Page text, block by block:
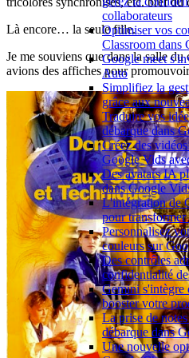
collaborateurs
Optimiser vos
Classroom dans
Google meet
Auto
Simplifiez la
grâce aux
Traduire vos
débarque dans
Créez des
Google Vids
Des avatars IA
dans Google
L'intégration de
pour
Personnalisez
couleurs sur
Des contrôles
confidentialité
Gemini s'intègre
booster votre
La prise de
débarque dans
Une nouvelle
Là encore… la seule fille.
Je me souviens que dans la salle
avions des affiches pour